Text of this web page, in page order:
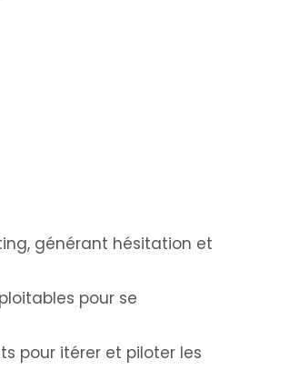
générant hésitation et
pour se
pour itérer et piloter les